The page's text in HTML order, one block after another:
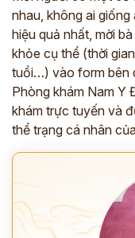
nhau, không ai
hiệu quả nhất, mời
khỏe cụ thể (thời
tuổi…) vào form bên
Phòng khám Nam Y
khám trực tuyến và
thể trạng cá nhân